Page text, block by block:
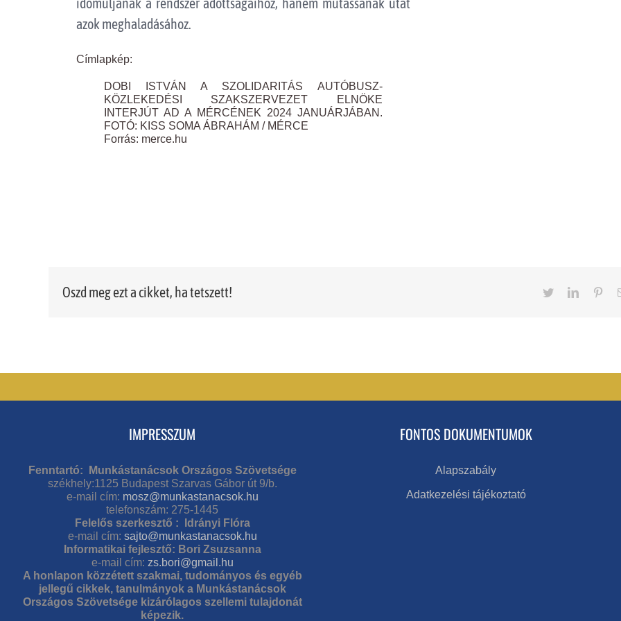
azok meghaladásához.
Címlapkép:
DOBI ISTVÁN A SZOLIDARITÁS AUTÓBUSZ-
KÖZLEKEDÉSI SZAKSZERVEZET ELNÖKE
INTERJÚT AD A MÉRCÉNEK 2024 JANUÁRJÁBAN.
FOTÓ: KISS SOMA ÁBRAHÁM / MÉRCE
Forrás: merce.hu
Oszd meg ezt a cikket, ha tetszett! TwitterLinkedIn
IMPRESSZUM
Fenntartó: Munkástanácsok Országos Szövetsége
székhely:1125 Budapest Szarvas Gábor út 9/b.
e-mail cím: mosz@munkastanacsok.hu
telefonszám: 275-1445
Felelős szerkesztő : Idrányi Flóra
e-mail cím: sajto@munkastanacsok.hu
Informatikai fejlesztő: Bori Zsuzsanna
e-mail cím: zs.bori@gmail.hu
A honlapon közzétett szakmai, tudományos és egyéb
jellegű cikkek, tanulmányok a Munkástanácsok
Országos Szövetsége kizárólagos szellemi tulajdonát
képezik.
FONTOS DOKUMENTUMOK
Alapszabály
Adatkezelési tájékoztató